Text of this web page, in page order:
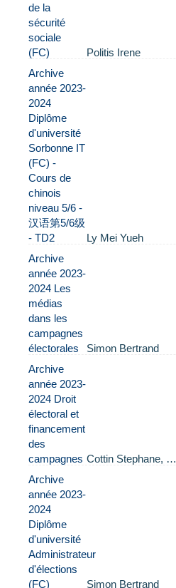
de la
sécurité
sociale
(FC)
Politis Irene
Archive
année 2023-
2024
Diplôme
d'université
Sorbonne IT
(FC) -
Cours de
chinois
niveau 5/6 -
汉语第5/6级
- TD2
Ly Mei Yueh
Archive
année 2023-
2024 Les
médias
dans les
campagnes
électorales
Simon Bertrand
Archive
année 2023-
2024 Droit
électoral et
financement
des
campagnes Cottin Stephane, …
Archive
année 2023-
2024
Diplôme
d'université
Administrateur
d'élections
(FC)
Simon Bertrand